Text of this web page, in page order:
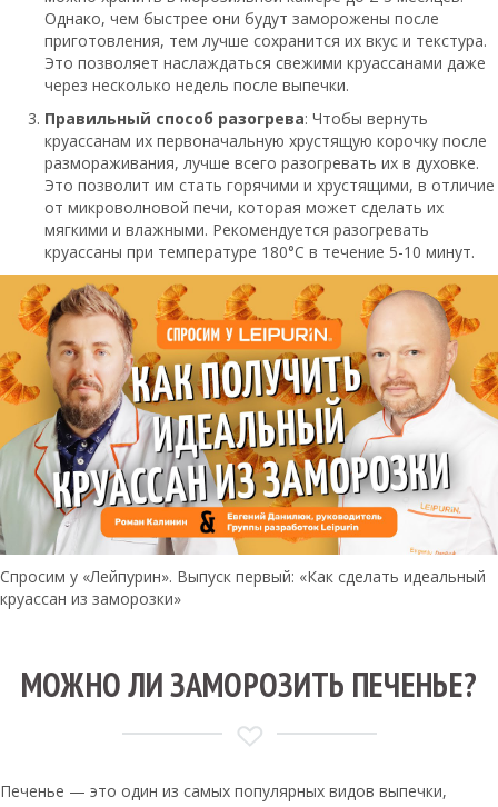
Однако, чем быстрее они будут заморожены после
приготовления, тем лучше сохранится их вкус и текстура.
Это позволяет наслаждаться свежими круассанами даже
через несколько недель после выпечки.
Правильный способ разогрева: Чтобы вернуть
круассанам их первоначальную хрустящую корочку после
размораживания, лучше всего разогревать их в духовке.
Это позволит им стать горячими и хрустящими, в отличие
от микроволновой печи, которая может сделать их
мягкими и влажными. Рекомендуется разогревать
круассаны при температуре 180°C в течение 5-10 минут.
Спросим у «Лейпурин». Выпуск первый: «Как сделать идеальный
круассан из заморозки»
МОЖНО ЛИ ЗАМОРОЗИТЬ ПЕЧЕНЬЕ?
Печенье — это один из самых популярных видов выпечки,